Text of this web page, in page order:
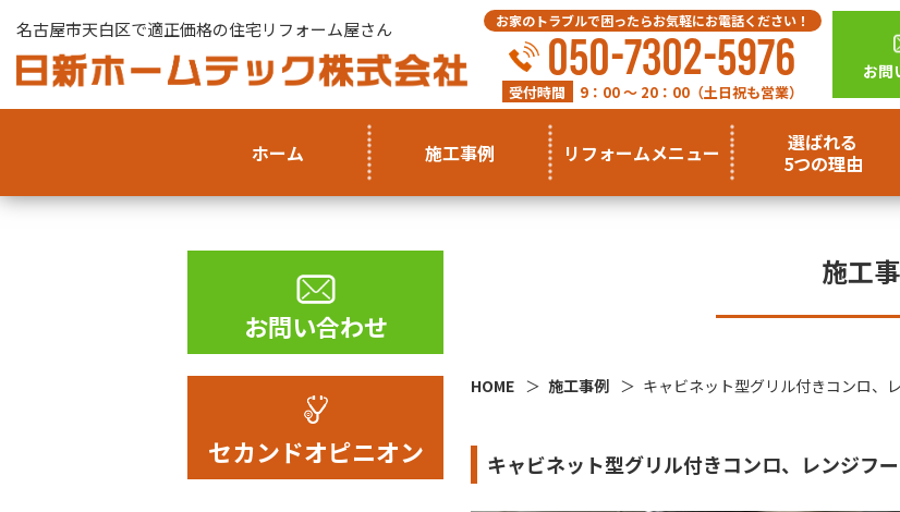
名古屋市天白区で適正価格の住宅リフォーム屋さん お家のトラブルで困ったらお気軽にお電話ください！
050-7302-5976
受付時間 9：00 ～ 20：00（土日祝も営業）
お問
ホーム 施工事例 リフォームメニュー
選ばれる
5つの理由
施工
HOME 施工事例 キャビネット型グリル付きコンロ、
キャビネット型グリル付きコンロ、レンジフ
お問い合わせ
セカンドオピニオン